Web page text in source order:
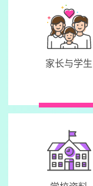
家长与学生